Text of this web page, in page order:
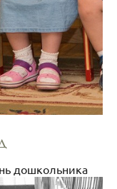
дошкольника